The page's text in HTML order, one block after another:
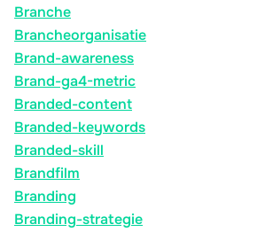
Branche
Brancheorganisatie
Brand-awareness
Brand-ga4-metric
Branded-content
Branded-keywords
Branded-skill
Brandfilm
Branding
Branding-strategie